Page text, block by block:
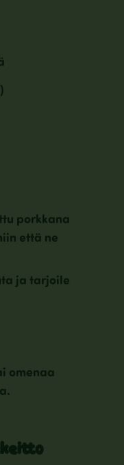
porkkana
että ne
ja tarjoile
omenaa